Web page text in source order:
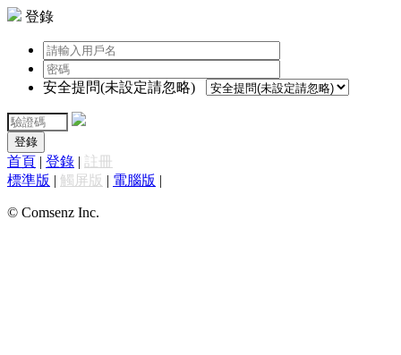
登錄
安全提問(未設定請忽略)
登錄
首頁 | 登錄 | 註冊
標準版 | 觸屏版 | 電腦版 |
© Comsenz Inc.